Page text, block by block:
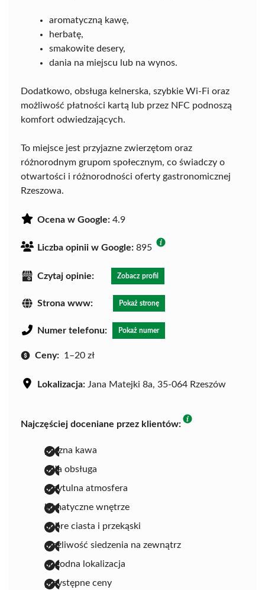
aromatyczną kawę,
herbatę,
smakowite desery,
dania na miejscu lub na wynos.
Dodatkowo, obsługa kelnerska, szybkie Wi-Fi oraz
możliwość płatności kartą lub przez NFC podnoszą
komfort odwiedzających.
To miejsce jest przyjazne zwierzętom oraz
różnorodnym grupom społecznym, co świadczy o
otwartości i różnorodności oferty gastronomicznej
Rzeszowa.
Ocena w Google: 4.9
Liczba opinii w Google: 895
Czytaj opinie: Zobacz profil
Strona www: Pokaż stronę
Numer telefonu: Pokaż numer
Ceny: 1–20 zł
Lokalizacja: Jana Matejki 8a, 35-064 Rzeszów
Najczęściej doceniane przez klientów:
pyszna kawa
miła obsługa
przytulna atmosfera
klimatyczne wnętrze
dobre ciasta i przekąski
możliwość siedzenia na zewnątrz
dogodna lokalizacja
przystępne ceny